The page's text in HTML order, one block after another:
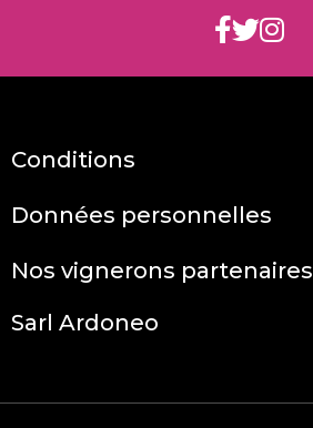
Conditions
Données personnelles
Nos vignerons partenaires
Sarl Ardoneo